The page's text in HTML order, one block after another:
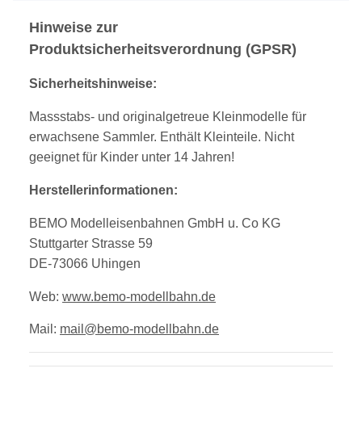
Hinweise zur
Produktsicherheitsverordnung (GPSR)
Sicherheitshinweise:
Massstabs- und originalgetreue Kleinmodelle für
erwachsene Sammler. Enthält Kleinteile. Nicht
geeignet für Kinder unter 14 Jahren!
Herstellerinformationen:
BEMO Modelleisenbahnen GmbH u. Co KG
Stuttgarter Strasse 59
DE-73066 Uhingen
Web: www.bemo-modellbahn.de
Mail: mail@bemo-modellbahn.de